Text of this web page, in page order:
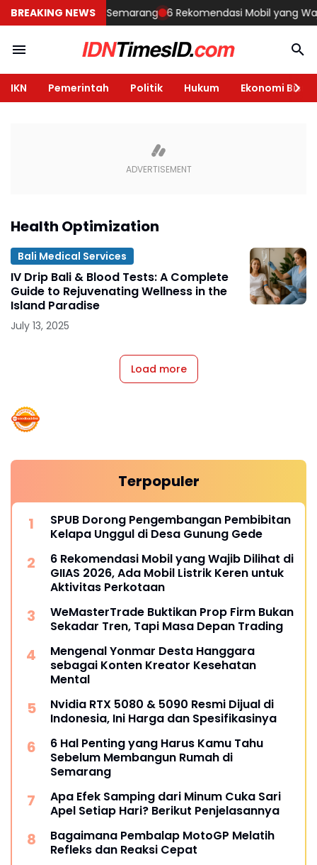
BREAKING NEWS
Rumah di Semarang 6 Rekomendasi Mobil yang
IKN Pemerintah Politik Hukum Ekonomi Bisnis
Health Optimization
Bali Medical Services
IV Drip Bali & Blood Tests: A Complete
Guide to Rejuvenating Wellness in the
Island Paradise
July 13, 2025
Load more
Terpopuler
SPUB Dorong Pengembangan Pembibitan
Kelapa Unggul di Desa Gunung Gede
6 Rekomendasi Mobil yang Wajib Dilihat di
GIIAS 2026, Ada Mobil Listrik Keren untuk
Aktivitas Perkotaan
WeMasterTrade Buktikan Prop Firm Bukan
Sekadar Tren, Tapi Masa Depan Trading
Mengenal Yonmar Desta Hanggara
sebagai Konten Kreator Kesehatan
Mental
Nvidia RTX 5080 & 5090 Resmi Dijual di
Indonesia, Ini Harga dan Spesifikasinya
6 Hal Penting yang Harus Kamu Tahu
Sebelum Membangun Rumah di
Semarang
Apa Efek Samping dari Minum Cuka Sari
Apel Setiap Hari? Berikut Penjelasannya
Bagaimana Pembalap MotoGP Melatih
Refleks dan Reaksi Cepat